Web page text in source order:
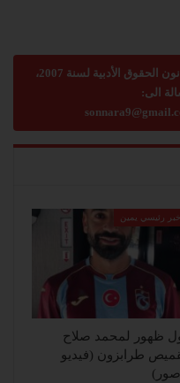
استعمال المضامين بموجب بند 27 أ لقانون الحقوق الأدبية لسنة 2007،
الى:
خبر رئيسي يمين
ظهور لمحمد صلاح
طرابزون (فيديو